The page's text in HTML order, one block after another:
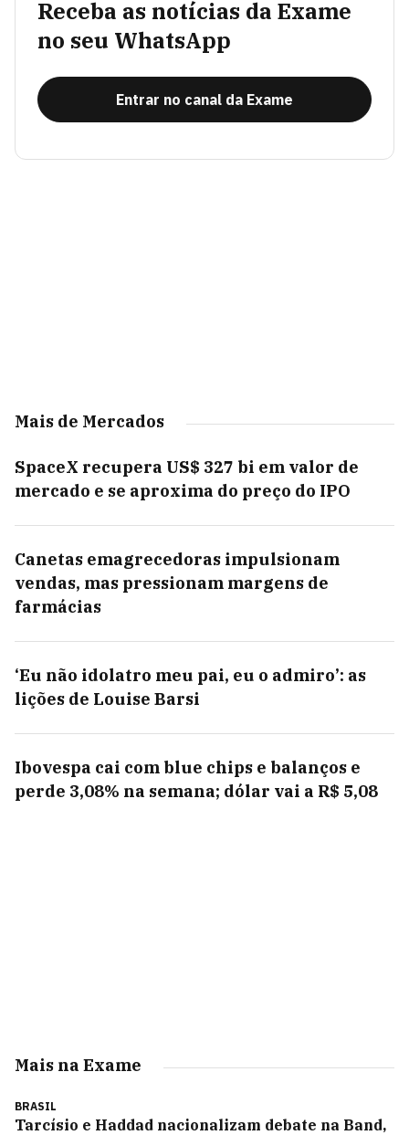
Receba as notícias da Exame
no seu WhatsApp
Entrar no canal da Exame
Mais de Mercados
SpaceX recupera US$ 327 bi em valor de
mercado e se aproxima do preço do IPO
Canetas emagrecedoras impulsionam
vendas, mas pressionam margens de
farmácias
‘Eu não idolatro meu pai, eu o admiro’: as
lições de Louise Barsi
Ibovespa cai com blue chips e balanços e
perde 3,08% na semana; dólar vai a R$ 5,08
Mais na Exame
BRASIL
Tarcísio e Haddad nacionalizam debate na Band,